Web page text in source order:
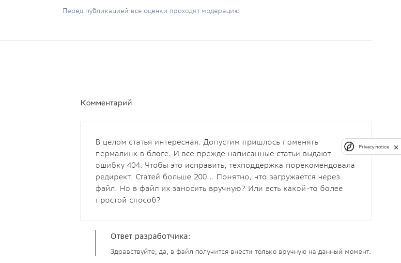
Перед публикацией все оценки проходят модерацию
Комментарий
В целом статья интересная. Допустим пришлось поменять
пермалинк в блоге. И все прежде написанные статьи выдают
ошибку 404. Чтобы это исправить, техподдержка порекомендовала
редирект. Статей больше 200... Понятно, что загружается через
файл. Но в файл их заносить вручную? Или есть какой-то более
простой способ?
Ответ разработчика:
Здравствуйте, да, в файл получится внести только вручную на данный момент.
Privacy notice